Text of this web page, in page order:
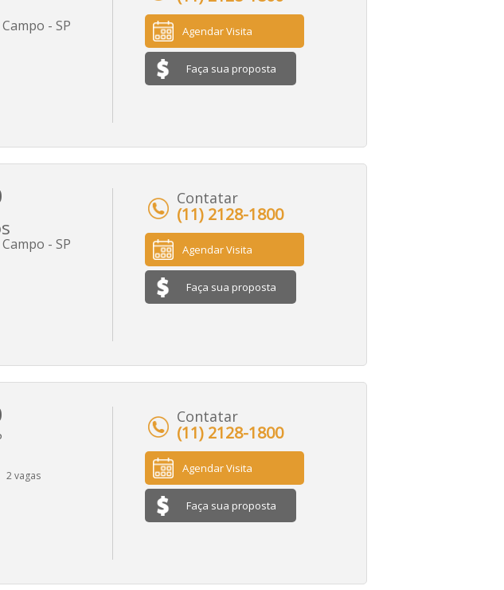
- SP
Agendar Visita
Faça sua proposta
- SP
Contatar
(11) 2128-1800
Agendar Visita
Faça sua proposta
2 vagas
Contatar
(11) 2128-1800
Agendar Visita
Faça sua proposta